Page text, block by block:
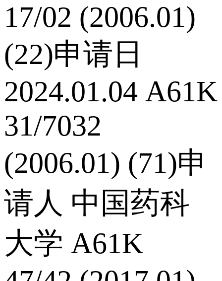
17/02 (2006.01)
(22)申请日
2024.01.04 A61K
31/7032
(2006.01) (71)申
请人 中国药科
大学 A61K